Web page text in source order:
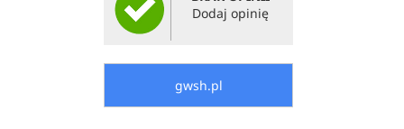
Dodaj opinię
gwsh.pl